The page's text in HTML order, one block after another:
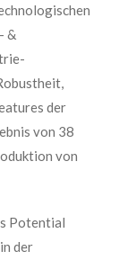
&
der
von 38
von
Potential
der